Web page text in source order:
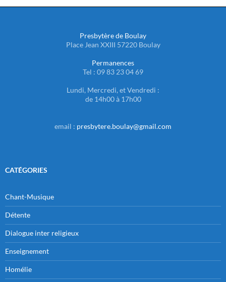
Presbytère de Boulay
Place Jean XXIII 57220 Boulay
Permanences
Tel : 09 83 23 04 69
Lundi, Mercredi, et Vendredi :
de 14h00 à 17h00
email : presbytere.boulay@gmail.com
CATÉGORIES
Chant-Musique
Détente
Dialogue inter religieux
Enseignement
Homélie